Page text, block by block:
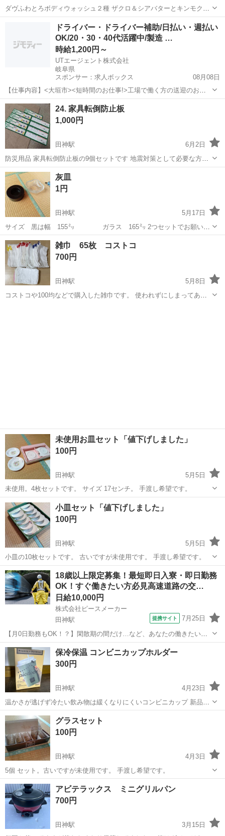
ダヴふわとろボディウォッシュ２種 ザクロ＆シアバターとキンモクセ
イです。 同じ種類の２本セットでもご用意出来ます。
田神駅 家庭用品
ドライバー・ドライバー補助/日払い・週払い
OK/20・30・40代活躍中/製造 …
時給1,200円～
UTエージェント株式会社
岐阜県
スポンサー：求人ボックス
08月08日
【仕事内容】<大垣市><短時間のお仕事!>工場で働く方の送迎のお仕
事 第一種普通自動車免許があればOK!残業ほぼなし <履歴書不要 オン
ライン面接OK><入社キャンペーン実施中!> <業種> 機械・精密機器・
金属 <仕事内容> 電...
アルバイト・パート
24. 家具転倒防止板
1,000円
田神駅
6月2日
防災用品 家具転倒防止板の9個セットです 地震対策として必要な方へ
お譲りさせて頂きます❁⃘*.ﾟ
岐阜 岐阜市 田神駅
灰皿
1円
田神駅
5月17日
サイズ 黒は幅 155㍉ ガラス 165㍉ 2つセットでお願いし
たいですが、単品でも可。 手渡し希望です。
岐阜 岐阜市 田神駅 家庭用品
雑巾 65枚 コストコ
700円
田神駅
5月8日
コストコや100均などで購入した雑巾です。 使われずにしまってあっ
未使用お皿セット「値下げしました」
100円
田神駅
5月5日
未使用。4枚セットです。 サイズ 17センチ。 手渡し希望です。
岐阜 岐阜市 田神駅 食器 セット
小皿セット「値下げしました」
100円
田神駅
5月5日
小皿の10枚セットです。 古いですが未使用です。 手渡し希望です。
岐阜 岐阜市 田神駅 家庭用品 小皿
18歳以上限定募集！最短即日入寮・即日勤務
OK！すぐ働きたい方必見高速道路の交…
日給10,000円
株式会社ピースメーカー
田神駅
提携サイト 7月25日
【月0日勤務もOK！？】閑散期の間だけ…など、あなたの働きたいと
きに、いつでも勤務OKです♪ ＼寮完備★今日ご自宅を用意します！／
✅️最短で当日入寮も実施中！！ ✅️うれしい個室寮★ ✅️家具・家電付き
の寮♪ ▲▽...
岐阜 岐阜市 田神駅 アミューズメント
保冷保温 コンビニカップホルダー
300円
田神駅
4月23日
温かさが逃げず冷たい飲み物は緩くなりにくいコンビニカップ 新品で
すが棚にしばらく保管してありました。
岐阜 岐阜市 食器
グラスセット
100円
田神駅
4月3日
5個 セット。古いですが未使用です。 手渡し希望です。
岐阜 岐阜市 田神駅 食器 グラス
アビテラックス ミニグリルパン
700円
田神駅
3月15日